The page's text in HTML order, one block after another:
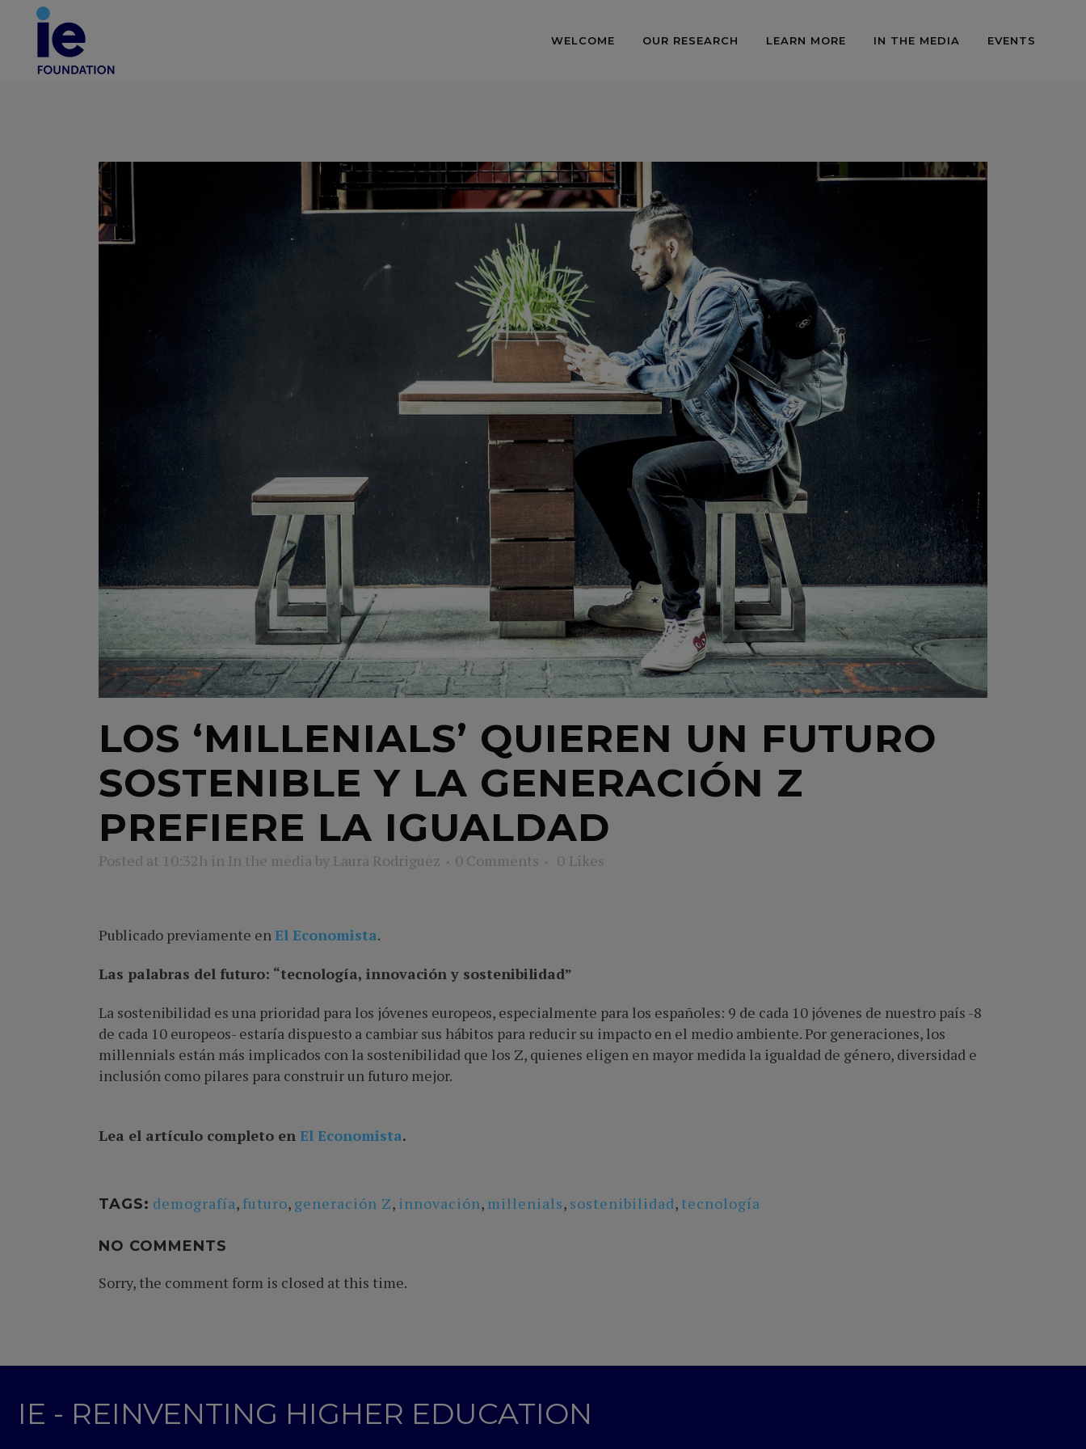
WELCOME OUR RESEARCH LEARN MORE IN THE MEDIA EVENTS
LOS ‘MILLENIALS’ QUIEREN UN FUTURO
SOSTENIBLE Y LA GENERACIÓN Z
PREFIERE LA IGUALDAD
Posted at 10:32h in In the media by Laura Rodriguez 0 Comments 0 Likes
Publicado previamente enEl Economista.
Las palabras del futuro: “tecnología, innovación y sostenibilidad”
La sostenibilidad es una prioridad para los jóvenes europeos, especialmente para los españoles: 9 de cada 10 jóvenes de nuestro país -8
de cada 10 europeos- estaría dispuesto a cambiar sus hábitos para reducir su impacto en el medio ambiente. Por generaciones, los
millennials están más implicados con la sostenibilidad que los Z, quienes eligen en mayor medida la igualdad de género, diversidad e
inclusión como pilares para construir un futuro mejor.
Lea el artículo completo en El Economista.
TAGS: demografía, futuro, generación Z, innovación, millenials, sostenibilidad, tecnología
NO COMMENTS
Sorry, the comment form is closed at this time.
IE - REINVENTING HIGHER EDUCATION